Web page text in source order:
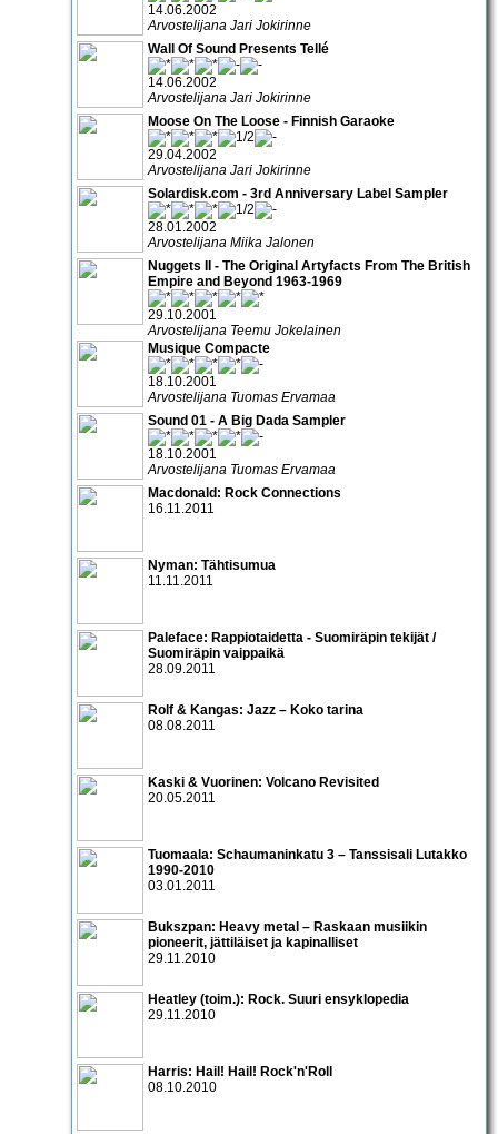
14.06.2002
Arvostelijana Jari Jokirinne
Wall Of Sound Presents Tellé
14.06.2002
Arvostelijana Jari Jokirinne
Moose On The Loose - Finnish Garaoke
29.04.2002
Arvostelijana Jari Jokirinne
Solardisk.com - 3rd Anniversary Label Sampler
28.01.2002
Arvostelijana Miika Jalonen
Nuggets II - The Original Artyfacts From The British
Empire and Beyond 1963-1969
29.10.2001
Arvostelijana Teemu Jokelainen
Musique Compacte
18.10.2001
Arvostelijana Tuomas Ervamaa
Sound 01 - A Big Dada Sampler
18.10.2001
Arvostelijana Tuomas Ervamaa
Macdonald: Rock Connections
16.11.2011
Nyman: Tähtisumua
11.11.2011
Paleface: Rappiotaidetta - Suomiräpin tekijät /
Suomiräpin vaippaikä
28.09.2011
Rolf & Kangas: Jazz – Koko tarina
08.08.2011
Kaski & Vuorinen: Volcano Revisited
20.05.2011
Tuomaala: Schaumaninkatu 3 – Tanssisali Lutakko
1990­-2010
03.01.2011
Bukszpan: Heavy metal – Raskaan musiikin
pioneerit, jättiläiset ja kapinalliset
29.11.2010
Heatley (toim.): Rock. Suuri ensyklopedia
29.11.2010
Harris: Hail! Hail! Rock'n'Roll
08.10.2010